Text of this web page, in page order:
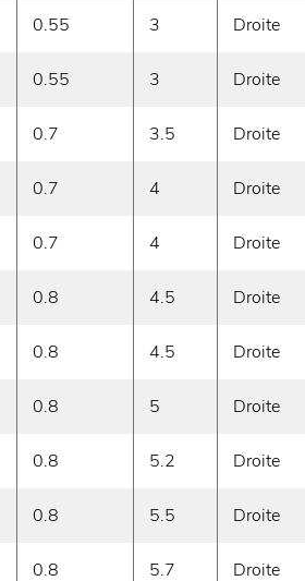
0.55 3 Droite
0.55 3 Droite
0.7 3.5 Droite
0.7 4 Droite
0.7 4 Droite
0.8 4.5 Droite
0.8 4.5 Droite
0.8 5 Droite
0.8 5.2 Droite
0.8 5.5 Droite
0.8 5.7 Droite